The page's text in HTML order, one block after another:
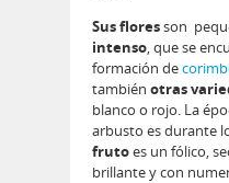
Sus floresson
intenso, que se
formación de
también otras
blanco o rojo. La
arbusto es durante
frutoes un fólico,
brillante y con